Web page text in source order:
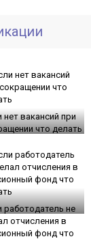
нет вакансий при
что делать
работодатель не
отчисления в
фонд что